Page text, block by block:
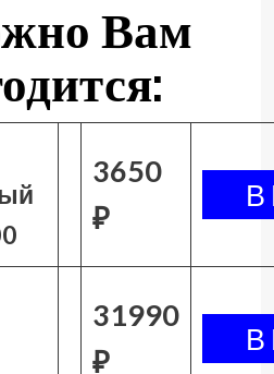
Вам
3650
₽
31990
₽